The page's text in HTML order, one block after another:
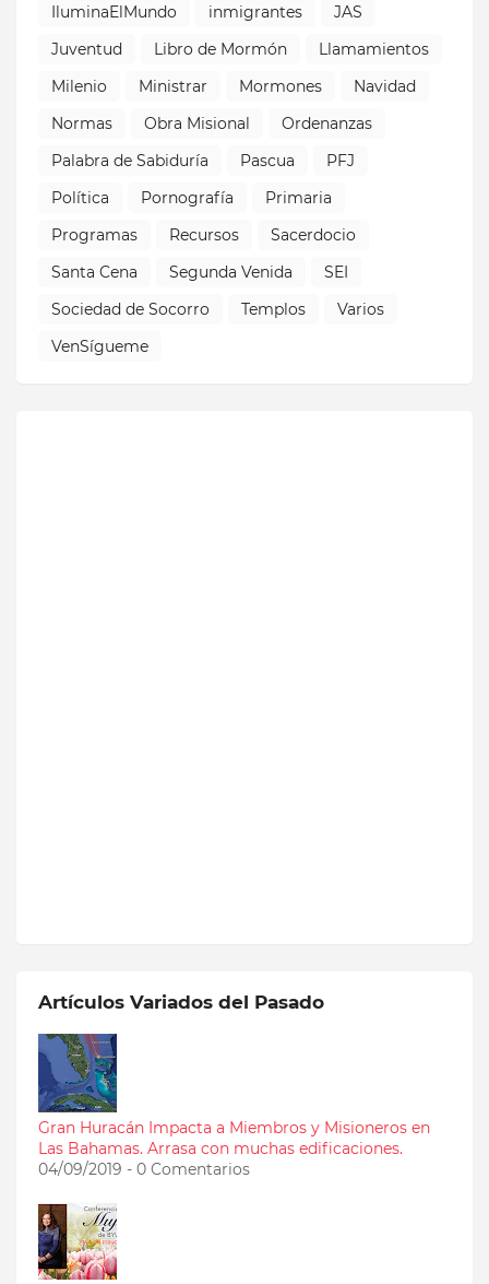
IluminaElMundo
inmigrantes
JAS
Juventud
Libro de Mormón
Llamamientos
Milenio
Ministrar Mormones
Navidad
Normas
Obra Misional
Ordenanzas
Palabra de Sabiduría
Pascua
PFJ
Política
Pornografía
Primaria
Programas
Recursos
Sacerdocio
Santa Cena
Segunda Venida
SEI
Sociedad de Socorro
Templos
Varios
VenSígueme
Artículos Variados del Pasado
Gran Huracán Impacta a Miembros y Misioneros en
Las Bahamas. Arrasa con muchas edificaciones.
04/09/2019 - 0 Comentarios